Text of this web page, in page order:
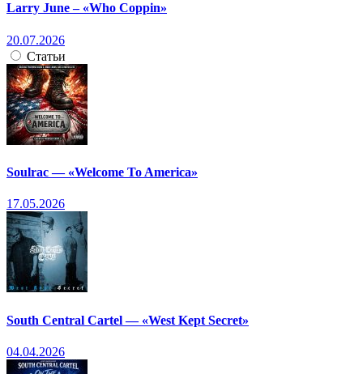
Larry June – «Who Coppin»
20.07.2026
Статьи
Soulrac — «Welcome To America»
17.05.2026
South Central Cartel — «West Kept Secret»
04.04.2026